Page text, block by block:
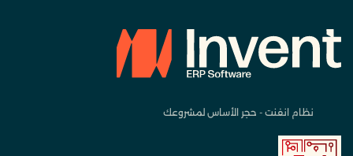
نظام انفنت - حجر الأساس لمشروعك